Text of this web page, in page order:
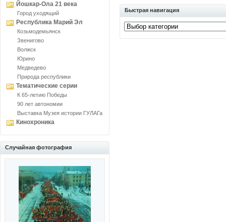
Йошкар-Ола 21 века
Город уходящий
Республика Марий Эл
Козьмодемьянск
Звенигово
Волжск
Юрино
Медведево
Природа республики
Тематические серии
К 65-летию Победы
90 лет автономии
Выставка Музея истории ГУЛАГа
Кинохроника
Случайная фотография
Быстрая навигация